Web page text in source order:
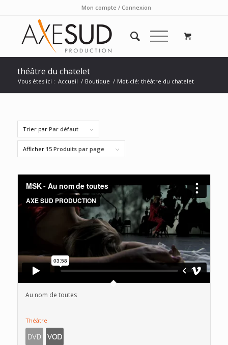
Mon compte / Connexion
théâtre du chatelet
Vous êtes ici : Accueil / Boutique / Mot-clé: théâtre du chatelet
Trier par Par défaut
Afficher 15 Produits par page
Au nom de toutes
Théâtre